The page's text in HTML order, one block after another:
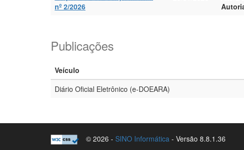
nº 2/2026
Publicações
Veículo
Diário Oficial Eletrônico (e-DOEARA)
© 2026 - SINO Informática - Versão 8.8.1.36